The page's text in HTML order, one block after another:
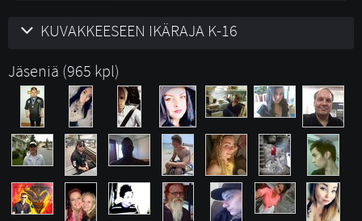
KUVAKKEESEEN IKÄRAJA K-16
Jäseniä (965 kpl)